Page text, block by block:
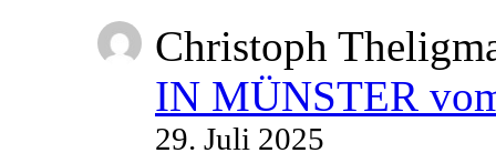
Christoph
IN MÜNSTER
29. Juli 2025